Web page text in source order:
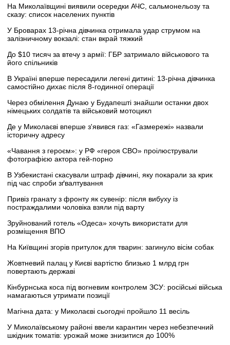
На Миколаївщині виявили осередки АЧС, сальмонельозу та
сказу: список населених пунктів
У Броварах 13-річна дівчинка отримала удар струмом на
залізничному вокзалі: стан вкрай тяжкий
До $10 тисяч за втечу з армії: ГБР затримало військового та
його спільників
В Україні вперше пересадили легені дитині: 13-річна дівчинка
самостійно дихає після 8-годинної операції
Через обмілення Дунаю у Будапешті знайшли останки двох
німецьких солдатів та військовий мотоцикл
Де у Миколаєві вперше з'явився газ: «Газмережі» назвали
історичну адресу
«Чавання з героєм»: у РФ «героя СВО» проілюстрували
фотографією актора гей-порно
В Узбекистані скасували штраф дівчині, яку покарали за крик
під час спроби зґвалтування
Привіз гранату з фронту як сувенір: після вибуху із
постраждалими чоловіка взяли під варту
Зруйнований готель «Одеса» хочуть використати для
розміщення ВПО
На Київщині згорів притулок для тварин: загинуло вісім собак
Жовтневий палац у Києві вартістю близько 1 млрд грн
повертають державі
Кінбурнська коса під вогневим контролем ЗСУ: російські війська
намагаються утримати позиції
Магічна дата: у Миколаєві сьогодні пройшло 11 весіль
У Миколаївському районі ввели карантин через небезпечний
шкідник томатів: урожай може знизитися до 100%